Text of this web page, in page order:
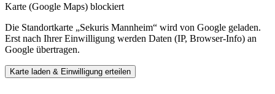
Karte (Google Maps) blockiert
Die Standortkarte „Sekuris Mannheim“ wird von Google geladen.
Erst nach Ihrer Einwilligung werden Daten (IP, Browser-Info) an
Google übertragen.
Karte laden & Einwilligung erteilen